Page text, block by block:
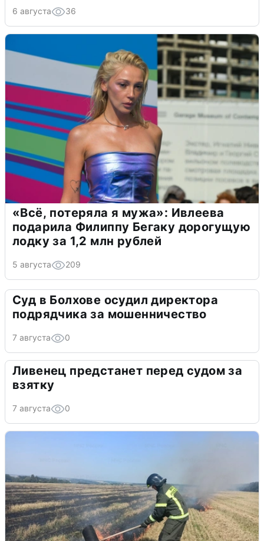
6 августа 36
«Всё, потеряла я мужа»: Ивлеева
подарила Филиппу Бегаку дорогущую
лодку за 1,2 млн рублей
5 августа 209
Суд в Болхове осудил директора
подрядчика за мошенничество
7 августа 0
Ливенец предстанет перед судом за
взятку
7 августа 0